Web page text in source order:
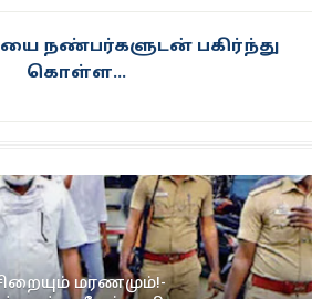
நண்பர்களுடன் பகிர்ந்து
கொள்ள...
மரணமும்!-